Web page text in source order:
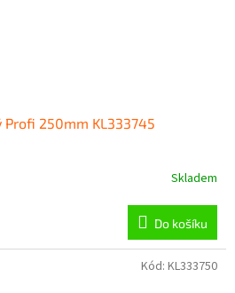
Profi 250mm KL333745
Skladem
Do košíku
Kód: KL333750